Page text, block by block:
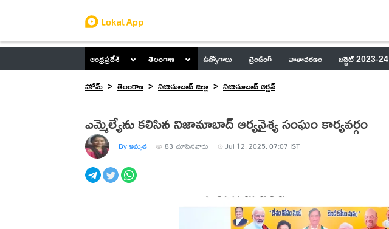
ఆంధ్రప్రదేశ్ తెలంగాణ ఉద్యోగాలు ట్రెండింగ్ వాతావరణం బడ్జెట్ 2023-24
హోమ్
తెలంగాణ నిజామాబాద్ జిల్లా నిజామాబాద్ అర్బన్
ఎమ్మెల్యేను కలిసిన నిజామాబాద్ ఆర్యవైశ్య సంఘం కార్యవర్గం
By అమృత 83 చూసినవారు Jul 12, 2025, 07:07 IST